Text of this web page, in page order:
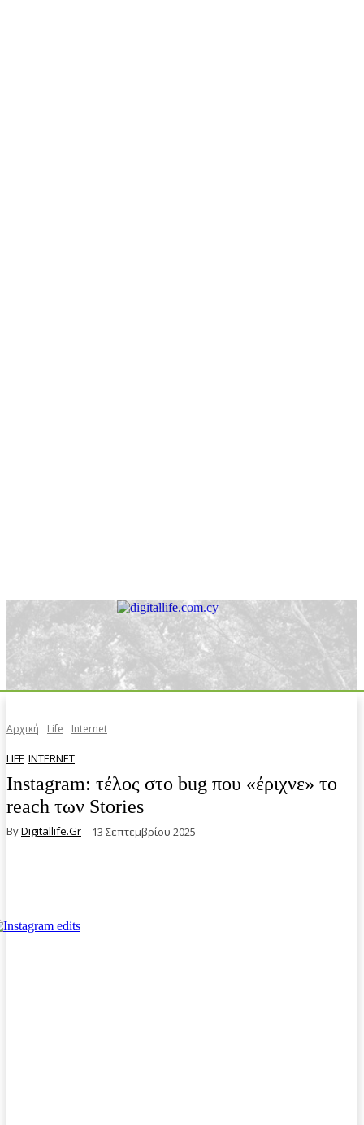
Αρχική Life Internet
LIFE INTERNET
Instagram: τέλος στο bug που «έριχνε» το
reach των Stories
ByDigitallife.gr 13 Σεπτεμβρίου 2025